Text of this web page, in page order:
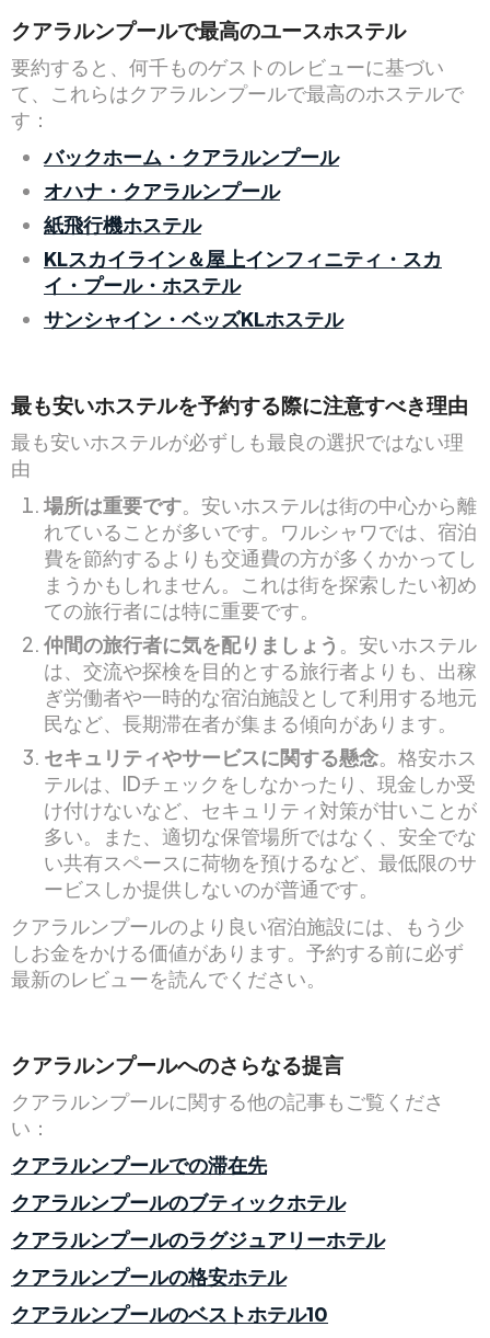
クアラルンプールで最高のユースホステル
要約すると、何千ものゲストのレビューに基づい
て、これらはクアラルンプールで最高のホステルで
す：
バックホーム・クアラルンプール
オハナ・クアラルンプール
紙飛行機ホステル
KLスカイライン＆屋上インフィニティ・スカ
イ・プール・ホステル
サンシャイン・ベッズKLホステル
最も安いホステルを予約する際に注意すべき理由
最も安いホステルが必ずしも最良の選択ではない理
由
場所は重要です。安いホステルは街の中心から離
れていることが多いです。ワルシャワでは、宿泊
費を節約するよりも交通費の方が多くかかってし
まうかもしれません。これは街を探索したい初め
ての旅行者には特に重要です。
仲間の旅行者に気を配りましょう 。安いホステル
は、交流や探検を目的とする旅行者よりも、出稼
ぎ労働者や一時的な宿泊施設として利用する地元
民など、長期滞在者が集まる傾向があります。
セキュリティやサービスに関する懸念。格安ホス
テルは、IDチェックをしなかったり、現金しか受
け付けないなど、セキュリティ対策が甘いことが
多い。また、適切な保管場所ではなく、安全でな
い共有スペースに荷物を預けるなど、最低限のサ
ービスしか提供しないのが普通です。
クアラルンプールのより良い宿泊施設には、もう少
しお金をかける価値があります。予約する前に必ず
最新のレビューを読んでください。
クアラルンプールへのさらなる提言
クアラルンプールに関する他の記事もご覧くださ
い：
クアラルンプールでの滞在先
クアラルンプールのブティックホテル
クアラルンプールのラグジュアリーホテル
クアラルンプールの格安ホテル
クアラルンプールのベストホテル10